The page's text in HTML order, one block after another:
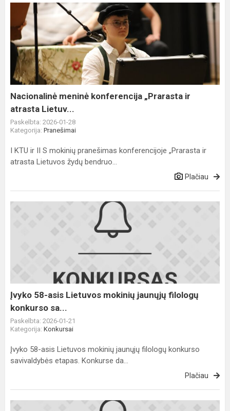
Nacionalinė
meninė
konferencija
„Prarasta
atrasta
Lietuv...
Nacionalinė meninė konferencija „Prarasta ir
atrasta Lietuv...
Paskelbta: 2026-01-28
Kategorija: Pranešimai
I KTU ir II S mokinių pranešimas konferencijoje „Prarasta ir
atrasta Lietuvos žydų bendruo...
Plačiau
Įvyko
konkurso
sa...
Įvyko 58-asis Lietuvos mokinių jaunųjų filologų
konkurso sa...
Paskelbta: 2026-01-21
Kategorija: Konkursai
Įvyko 58-asis Lietuvos mokinių jaunųjų filologų konkurso
savivaldybės etapas. Konkurse da...
Plačiau
Lietuvių